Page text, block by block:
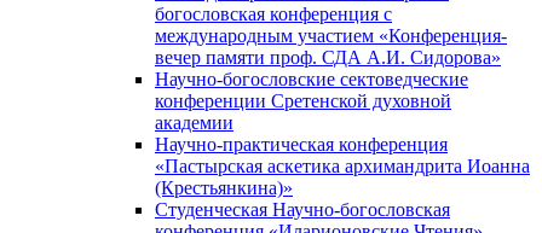
богословская конференция с
международным участием «Конференция-
вечер памяти проф. СДА А.И. Сидорова»
Научно-богословские сектоведческие
конференции Сретенской духовной
академии
Научно-практическая конференция
«Пастырская аскетика архимандрита Иоанна
(Крестьянкина)»
Студенческая Научно-богословская